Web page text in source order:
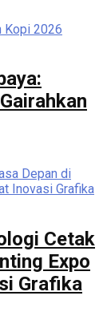
Cetak
Expo
Grafika